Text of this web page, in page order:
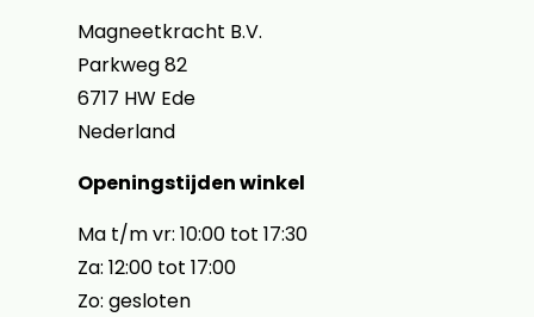
Magneetkracht B.V.
Parkweg 82
6717 HW Ede
Nederland
Openingstijden winkel
Ma t/m vr: 10:00 tot 17:30
Za: 12:00 tot 17:00
Zo: gesloten